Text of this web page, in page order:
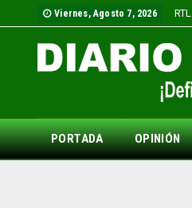
Viernes, Agosto 7, 2026 RTL
PORTADA OPINIÓN